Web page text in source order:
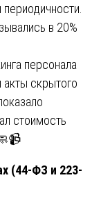
в 20%
персонала
скрытого
стоимость
(44-ФЗ и 223-